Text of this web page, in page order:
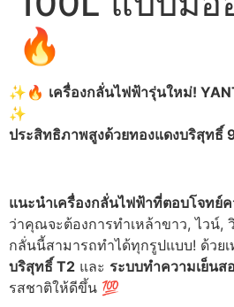
🔥
✨🔥 เครื่องกลั่นไฟฟ้ารุ่นใหม่!
✨
ประสิทธิภาพสูงด้วยทองแดงบริสุทธิ์
แนะนำเครื่องกลั่นไฟฟ้าที่ตอบโจทย์
ว่าคุณจะต้องการทำเหล้าขาว, ไวน์,
กลั่นนี้สามารถทำได้ทุกรูปแบบ! ด้วย
บริสุทธิ์ T2 และ ระบบทำความเย็นส
รสชาติให้ดีขึ้น 💯